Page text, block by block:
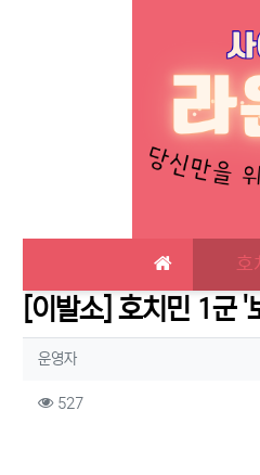
호
[이발소] 호치민 1군 '
작성자 정보
운영자작성
컨텐츠 정보
527조회